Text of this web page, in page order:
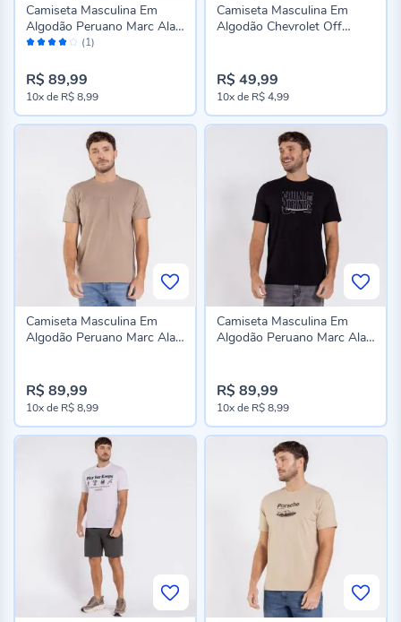
Avaliação: (1)
Camiseta Masculina Em
Algodão Peruano Marc Alain
Branco
R$ 89,99
10xde R$ 8,99
Camiseta Masculina Em
Algodão Chevrolet Off
R$ 49,99
10xde R$ 4,99
Camiseta Masculina Em
Algodão Peruano Marc Alain
R$ 89,99
10xde R$ 8,99
Camiseta Masculina Em
Algodão Peruano Marc Alain
R$ 89,99
10xde R$ 8,99